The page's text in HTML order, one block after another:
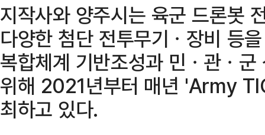
지작사와 양주시는 육군 드론봇
다양한 첨단 전투무기ㆍ장비 등
복합체계 기반조성과 민ㆍ관ㆍ
위해 2021년부터 매년 'Army
최하고 있다.